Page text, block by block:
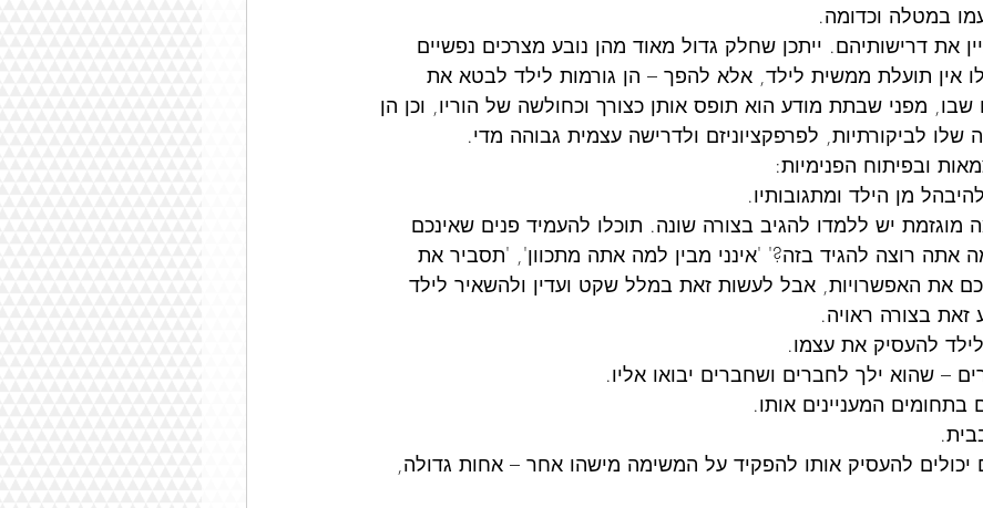
במטלה וכדומה.
את דרישותיהם. ייתכן שחלק גדול מאוד מהן נובע מצרכים נפשיים
אין תועלת ממשית לילד, אלא להפך – הן גורמות לילד לבטא את
שבו, מפני שבתת מודע הוא תופס אותן כצורך וכחולשה של הוריו, וכן הן
שלו לביקורתיות, לפרפקציוניזם ולדרישה עצמית גבוהה מדי.
ובפיתוח הפנימיות:
מן הילד ומתגובותיו.
יש ללמדו להגיב בצורה שונה. תוכלו להעמיד פנים שאינכם
אתה רוצה להגיד בזה?' 'אינני מבין למה אתה מתכוון', 'תסביר את
את האפשרויות, אבל לעשות זאת במלל שקט ועדין ולהשאיר לילד
בצורה ראויה.
להעסיק את עצמו.
– שהוא ילך לחברים ושחברים יבואו אליו.
בתחומים המעניינים אותו.
יכולים להעסיק אותו להפקיד על המשימה מישהו אחר – אחות גדולה,